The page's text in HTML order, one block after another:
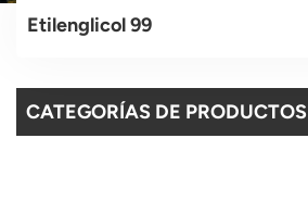
中文
Español
Etilenglicol 99
CATEGORÍAS DE PRODUCTOS